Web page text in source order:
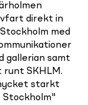
direkt in
med
gallerian samt
runt SKHLM.
starkt
Stockholm"